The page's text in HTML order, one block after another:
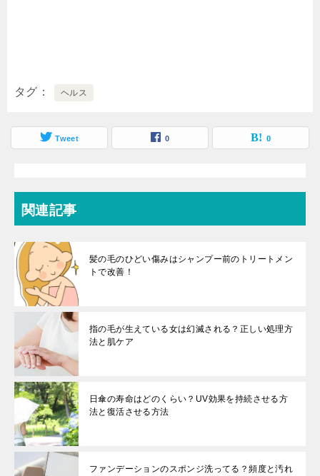
タグ ヘルス
Tweet 0 0
関連記事
髪の毛のひどい傷みはシャンプー前のトリートメン
トで改善！
指の毛が生えている女は幻滅される？正しい処理方
法と肌ケア
日傘の寿命はどのくらい？UV効果を持続させる方
法と復活させる方法
ファンデーションのスポンジ洗ってる？頻度と汚れ